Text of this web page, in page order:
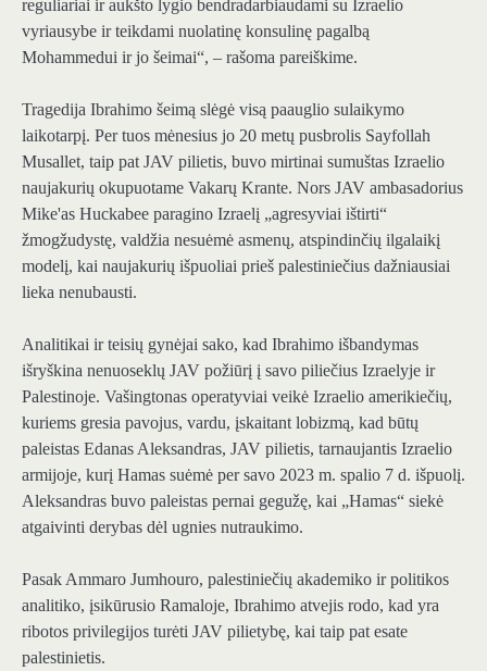
reguliariai ir aukšto lygio bendradarbiaudami su Izraelio
vyriausybe ir teikdami nuolatinę konsulinę pagalbą
Mohammedui ir jo šeimai“, – rašoma pareiškime.
Tragedija Ibrahimo šeimą slėgė visą paauglio sulaikymo
laikotarpį. Per tuos mėnesius jo 20 metų pusbrolis Sayfollah
Musallet, taip pat JAV pilietis, buvo mirtinai sumuštas Izraelio
naujakurių okupuotame Vakarų Krante. Nors JAV ambasadorius
Mike'as Huckabee paragino Izraelį „agresyviai ištirti“
žmogžudystę, valdžia nesuėmė asmenų, atspindinčių ilgalaikį
modelį, kai naujakurių išpuoliai prieš palestiniečius dažniausiai
lieka nenubausti.
Analitikai ir teisių gynėjai sako, kad Ibrahimo išbandymas
išryškina nenuoseklų JAV požiūrį į savo piliečius Izraelyje ir
Palestinoje. Vašingtonas operatyviai veikė Izraelio amerikiečių,
kuriems gresia pavojus, vardu, įskaitant lobizmą, kad būtų
paleistas Edanas Aleksandras, JAV pilietis, tarnaujantis Izraelio
armijoje, kurį Hamas suėmė per savo 2023 m. spalio 7 d. išpuolį.
Aleksandras buvo paleistas pernai gegužę, kai „Hamas“ siekė
atgaivinti derybas dėl ugnies nutraukimo.
Pasak Ammaro Jumhouro, palestiniečių akademiko ir politikos
analitiko, įsikūrusio Ramaloje, Ibrahimo atvejis rodo, kad yra
ribotos privilegijos turėti JAV pilietybę, kai taip pat esate
palestinietis.